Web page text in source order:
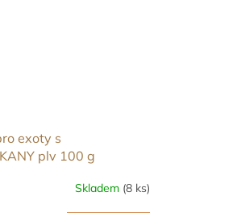
exoty s
plv 100 g
Skladem (8 ks)